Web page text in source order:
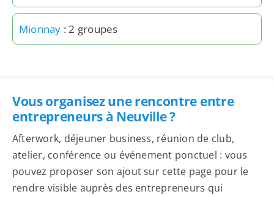
Mionnay : 2 groupes
Vous organisez une rencontre entre
entrepreneurs à Neuville ?
Afterwork, déjeuner business, réunion de club,
atelier, conférence ou événement ponctuel : vous
pouvez proposer son ajout sur cette page pour le
rendre visible auprès des entrepreneurs qui